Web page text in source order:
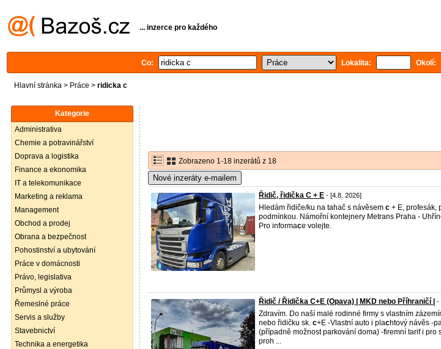
... inzerce pro každého
Co: Lokalita: Okolí:
Hlavní stránka > Práce > ridicka c
Kategorie
Administrativa
Chemie a potravinářství
Doprava a logistika
Finance a ekonomika
IT a telekomunikace
Marketing a reklama
Management
Obchod a prodej
Obrana a bezpečnost
Pohostinství a ubytování
Práce v domácnosti
Právo, legislativa
Průmysl a výroba
Řemeslné práce
Servis a služby
Stavebnictví
Technika a energetika
Zobrazeno 1-18 inzerátů z 18
Nové inzeráty e-mailem
Řidič, řidička C + E - [4.8. 2026]
Hledám řidiče/ku na tahač s návěsem c + E, profesák,
podmínkou. Námořní kontejnery Metrans Praha -
Pro informace volejte.
Řidič / Řidička C+E (Opava) | MKD nebo Příhraničí | -
Zdravím. Do naší malé rodinné firmy s vlastním
nebo řidičku sk. c+E -Vlastní auto i plachtový návěs -
(případně možnost parkování doma) -firemní tarif i pro
proh ...